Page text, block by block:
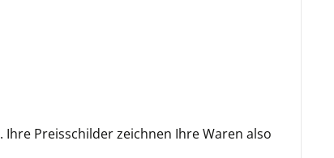
Preisschilder zeichnen Ihre Waren also